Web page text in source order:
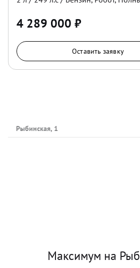
4 289 000 ₽
Оставить заявку
Рыбинская, 1
Максимум на